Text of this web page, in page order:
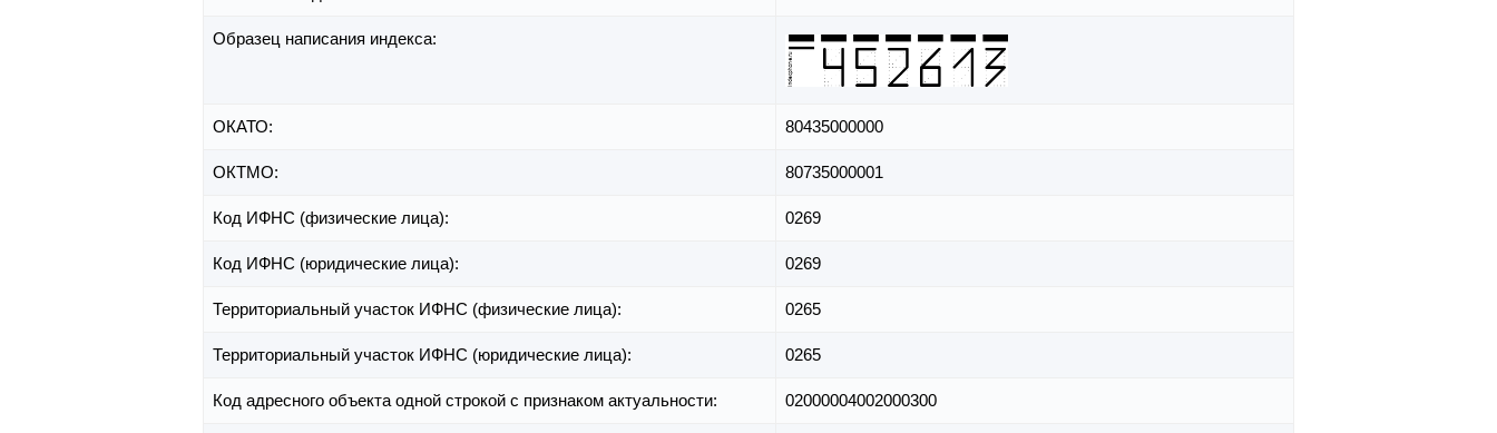
Образец написания индекса:
ОКАТО: 80435000000
ОКТМО: 80735000001
Код ИФНС (физические лица): 0269
Код ИФНС (юридические лица): 0269
Территориальный участок ИФНС (физические лица): 0265
Территориальный участок ИФНС (юридические лица): 0265
Код адресного объекта одной строкой с признаком актуальности: 02000004002000300